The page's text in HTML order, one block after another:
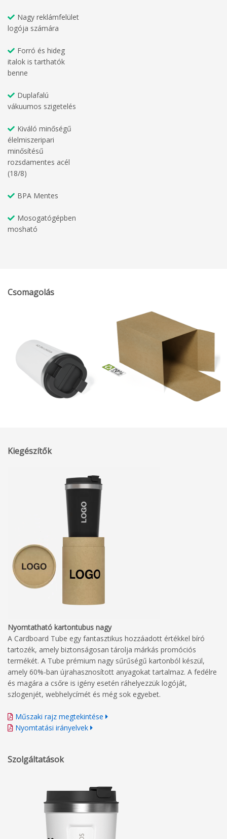
Nagy reklámfelület
logója számára
Forró és hideg
italok is tarthatók
benne
Duplafalú
vákuumos szigetelés
Kiváló minőségű
élelmiszeripari
minősítésű
rozsdamentes acél
(18/8)
BPA Mentes
Mosogatógépben
mosható
Csomagolás
Kiegészítők
Nyomtatható kartontubus nagy
A Cardboard Tube egy fantasztikus hozzáadott értékkel bíró
tartozék, amely biztonságosan tárolja márkás promóciós
termékét. A Tube prémium nagy sűrűségű kartonból készül,
amely 60%-ban újrahasznosított anyagokat tartalmaz. A fedélre
és magára a csőre is igény esetén ráhelyezzük logóját,
szlogenjét, webhelycímét és még sok egyebet.
Műszaki rajz megtekintése
Nyomtatási irányelvek
Szolgáltatások